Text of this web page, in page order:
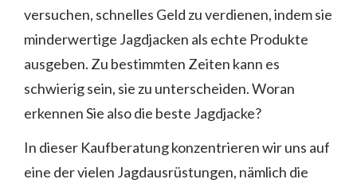
versuchen, schnelles Geld zu verdienen, indem sie
minderwertige Jagdjacken als echte Produkte
ausgeben. Zu bestimmten Zeiten kann es
schwierig sein, sie zu unterscheiden. Woran
erkennen Sie also die beste Jagdjacke?
In dieser Kaufberatung konzentrieren wir uns auf
eine der vielen Jagdausrüstungen, nämlich die